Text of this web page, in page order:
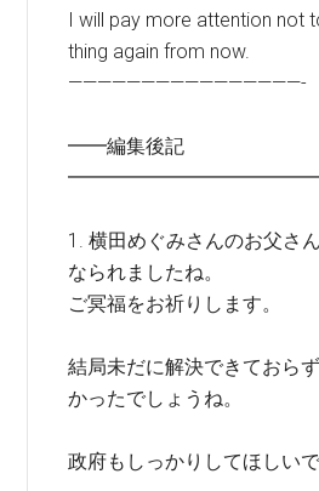
I will pay more attention not
thing again from now.
————————————————-
━━編集後記
1. 横田めぐみさんのお父さ
なられましたね。
ご冥福をお祈りします。
結局未だに解決できておら
かったでしょうね。
政府もしっかりしてほしいで